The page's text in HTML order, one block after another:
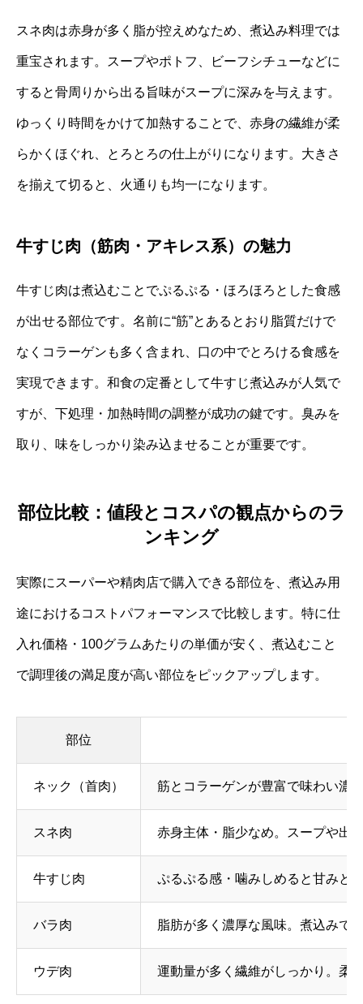
スネ肉は赤身が多く脂が控えめなため、煮込み料理では
重宝されます。スープやポトフ、ビーフシチューなどに
すると骨周りから出る旨味がスープに深みを与えます。
ゆっくり時間をかけて加熱することで、赤身の繊維が柔
らかくほぐれ、とろとろの仕上がりになります。大きさ
を揃えて切ると、火通りも均一になります。
牛すじ肉（筋肉・アキレス系）の魅力
牛すじ肉は煮込むことでぷるぷる・ほろほろとした食感
が出せる部位です。名前に“筋”とあるとおり脂質だけで
なくコラーゲンも多く含まれ、口の中でとろける食感を
実現できます。和食の定番として牛すじ煮込みが人気で
すが、下処理・加熱時間の調整が成功の鍵です。臭みを
取り、味をしっかり染み込ませることが重要です。
部位比較：値段とコスパの観点からのラ
ンキング
実際にスーパーや精肉店で購入できる部位を、煮込み用
途におけるコストパフォーマンスで比較します。特に仕
入れ価格・100グラムあたりの単価が安く、煮込むこと
で調理後の満足度が高い部位をピックアップします。
部位
ネック（首肉） 筋とコラーゲンが豊富で味わい濃
スネ肉 赤身主体・脂少なめ。スープや出
牛すじ肉 ぷるぷる感・噛みしめると甘みと
バラ肉 脂肪が多く濃厚な風味。煮込みで
ウデ肉 運動量が多く繊維がしっかり。柔